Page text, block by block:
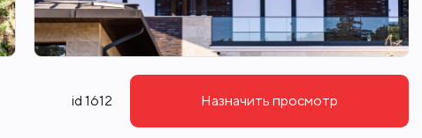
id 1612 Назначить просмотр